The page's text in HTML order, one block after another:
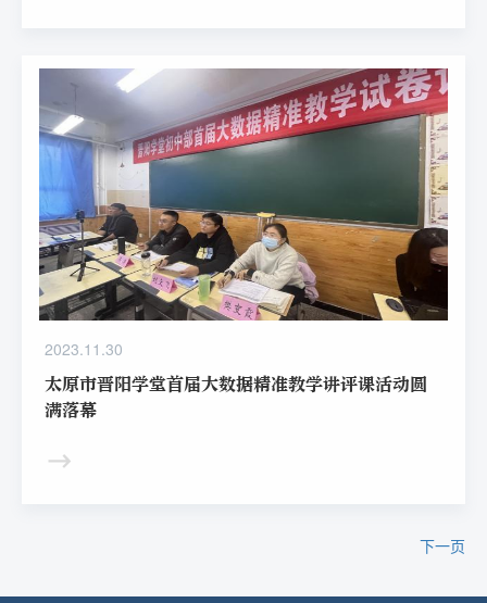
2023.11.30
太原市晋阳学堂首届大数据精准教学讲评课活动圆
满落幕
下一页